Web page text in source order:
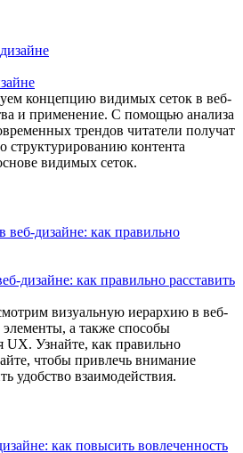
концепцию видимых сеток в веб-
и применение. С помощью анализа
трендов читатели получат
структурированию контента
видимых сеток.
дизайне: как правильно расставить
визуальную иерархию в веб-
а также способы
UX. Узнайте, как правильно
чтобы привлечь внимание
удобство взаимодействия.